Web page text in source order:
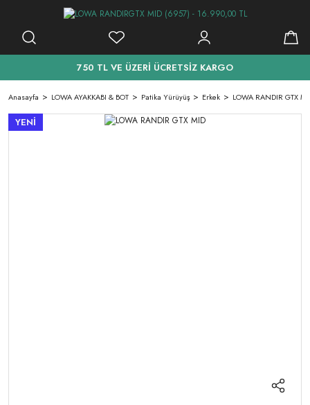
750 TL VE ÜZERİ ÜCRETSİZ KARGO
Anasayfa LOWA AYAKKABI & BOT Patika Yürüyüş Erkek LOWA RANDIR GTX
YENİ